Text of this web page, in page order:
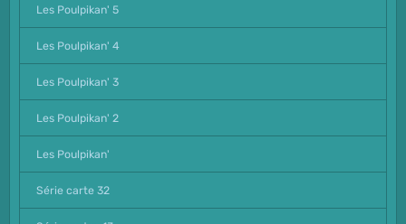
Les Poulpikan' 5
Les Poulpikan' 4
Les Poulpikan' 3
Les Poulpikan' 2
Les Poulpikan'
Série carte 32